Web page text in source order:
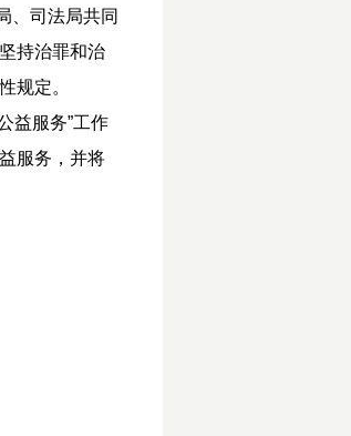
、司法局共同
持治罪和治
规定。
益服务”工作
服务，并将